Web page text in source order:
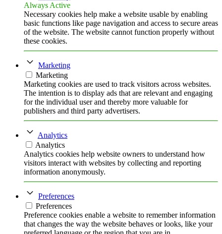
Always Active
Necessary cookies help make a website usable by enabling
basic functions like page navigation and access to secure areas
of the website. The website cannot function properly without
these cookies.
Marketing
Marketing
Marketing cookies are used to track visitors across websites.
The intention is to display ads that are relevant and engaging
for the individual user and thereby more valuable for
publishers and third party advertisers.
Analytics
Analytics
Analytics cookies help website owners to understand how
visitors interact with websites by collecting and reporting
information anonymously.
Preferences
Preferences
Preference cookies enable a website to remember information
that changes the way the website behaves or looks, like your